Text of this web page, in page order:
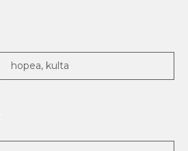
hopea, kulta